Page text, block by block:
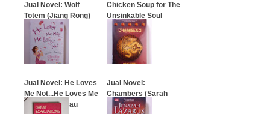
Jual Novel: Wolf
Totem (Jiang Rong)
Chicken Soup for The
Unsinkable Soul
Jual Novel: He Loves
Me Not...He Loves Me
(Dia Benci Atau
Jual Novel:
Chambers (Sarah
Gerdes)